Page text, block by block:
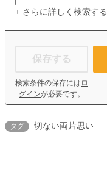
+ さらに詳しく検索する
保存する
検索条件の保存には ロ
グインが必要です。
タグ 切ない両片思い